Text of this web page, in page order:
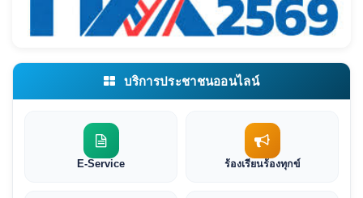
บริการประชาชนออนไลน์
E-Service ร้องเรียนร้องทุกข์